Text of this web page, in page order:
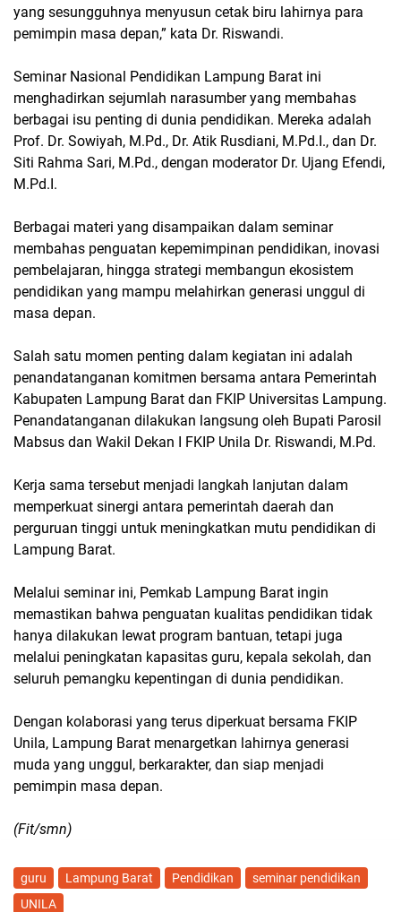
yang sesungguhnya menyusun cetak biru lahirnya para
pemimpin masa depan,” kata Dr. Riswandi.
Seminar Nasional Pendidikan Lampung Barat ini
menghadirkan sejumlah narasumber yang membahas
berbagai isu penting di dunia pendidikan. Mereka adalah
Prof. Dr. Sowiyah, M.Pd., Dr. Atik Rusdiani, M.Pd.I., dan Dr.
Siti Rahma Sari, M.Pd., dengan moderator Dr. Ujang Efendi,
M.Pd.I.
Berbagai materi yang disampaikan dalam seminar
membahas penguatan kepemimpinan pendidikan, inovasi
pembelajaran, hingga strategi membangun ekosistem
pendidikan yang mampu melahirkan generasi unggul di
masa depan.
Salah satu momen penting dalam kegiatan ini adalah
penandatanganan komitmen bersama antara Pemerintah
Kabupaten Lampung Barat dan FKIP Universitas Lampung.
Penandatanganan dilakukan langsung oleh Bupati Parosil
Mabsus dan Wakil Dekan I FKIP Unila Dr. Riswandi, M.Pd.
Kerja sama tersebut menjadi langkah lanjutan dalam
memperkuat sinergi antara pemerintah daerah dan
perguruan tinggi untuk meningkatkan mutu pendidikan di
Lampung Barat.
Melalui seminar ini, Pemkab Lampung Barat ingin
memastikan bahwa penguatan kualitas pendidikan tidak
hanya dilakukan lewat program bantuan, tetapi juga
melalui peningkatan kapasitas guru, kepala sekolah, dan
seluruh pemangku kepentingan di dunia pendidikan.
Dengan kolaborasi yang terus diperkuat bersama FKIP
Unila, Lampung Barat menargetkan lahirnya generasi
muda yang unggul, berkarakter, dan siap menjadi
pemimpin masa depan.
(Fit/smn)
guru Lampung Barat Pendidikan
seminar pendidikan
UNILA